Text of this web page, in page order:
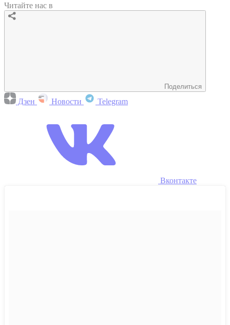
Читайте нас в
Поделиться
Дзен Новости Telegram
Вконтакте